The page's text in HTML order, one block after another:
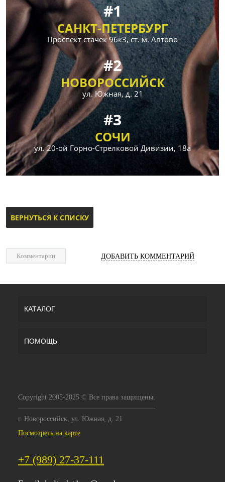
#1
САНКТ-ПЕТЕРБУРГ
Проспект стачек 96к3, ст. м. Автово
#2
НОВОРОССИЙСК
ул. Южная, д. 21
#3
СОЧИ
ул. 20-ой Горно-Стрелковой Дивизии, 18а
ВЕРНУТЬСЯ К СПИСКУ
Комментарии ДОБАВИТЬ КОММЕНТАРИЙ
КАТАЛОГ
ПОМОЩЬ
Copyright 2005-2025 © Все права защищены.
г. Новороссийск, ул. Южная, д. 21
Посмотреть на карте
+7 (989) 27-37-111